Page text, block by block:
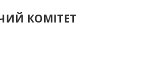
КОМІТЕТ